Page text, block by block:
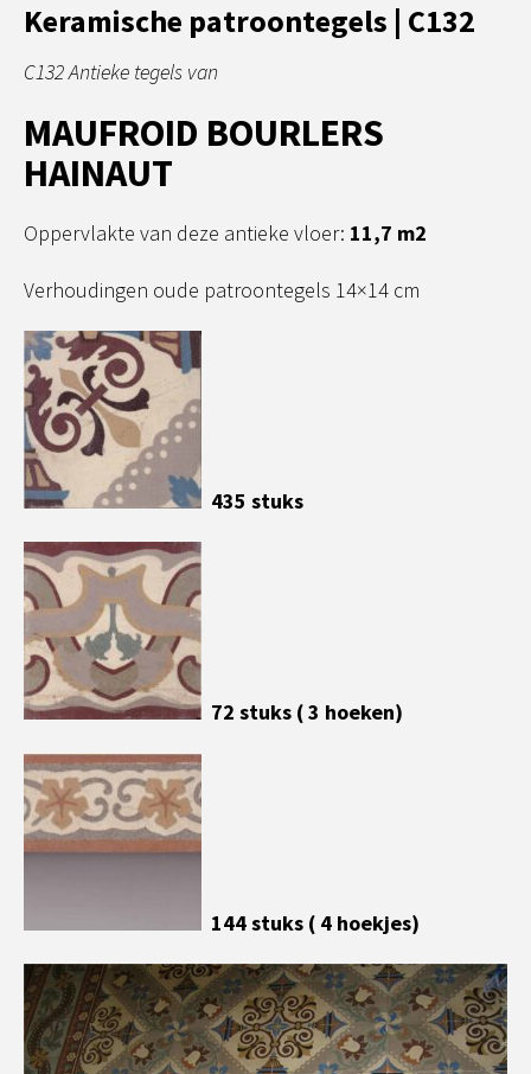
Keramische patroontegels | C132
C132 Antieke tegels van
MAUFROID BOURLERS
HAINAUT
Oppervlakte van deze antieke vloer: 11,7 m2
Verhoudingen oude patroontegels 14×14 cm
435 stuks
72 stuks ( 3 hoeken)
144 stuks ( 4 hoekjes)